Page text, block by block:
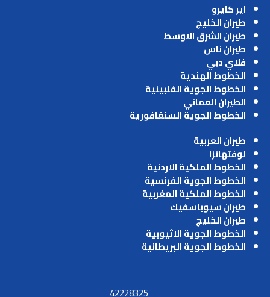
اير كايرو
طيران الخليج
طيران الشرق الاوسط
طيران ناس
فلاي دبي
الخطوط الهندية
الخطوط الجوية الفلبينية
الطيران العماني
الخطوط الجوية السنغافورية
طيران العربية
لوفتهانزا
الخطوط الملكية الاردنية
الخطوط الجوية الفرنسية
الخطوط الملكية المغربية
طيران سيوباسفيك
طيران الخليج
الخطوط الجوية الاثيوبية
الخطوط الجوية البريطانية
42228325